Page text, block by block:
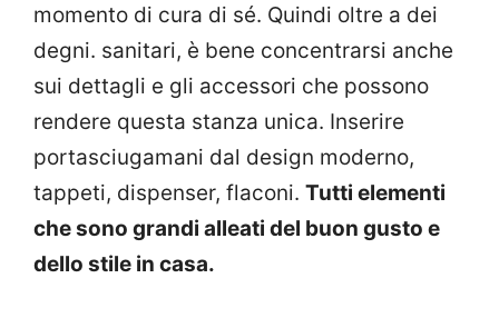
momento di cura di sé. Quindi oltre a dei
degni. sanitari, è bene concentrarsi anche
sui dettagli e gli accessori che possono
rendere questa stanza unica. Inserire
portasciugamani dal design moderno,
tappeti, dispenser, flaconi. Tutti elementi
che sono grandi alleati del buon gusto e
dello stile in casa.